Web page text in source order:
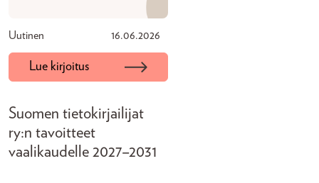
Uutinen 16.06.2026
Lue kirjoitus
Suomen tietokirjailijat
ry:n tavoitteet
vaalikaudelle 2027–2031